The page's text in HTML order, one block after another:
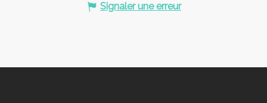
Signaler une erreur